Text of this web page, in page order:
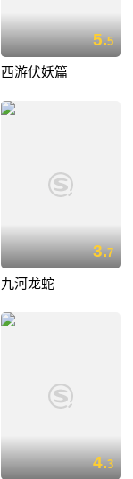
5.5
西游伏妖篇
3.7
九河龙蛇
4.3